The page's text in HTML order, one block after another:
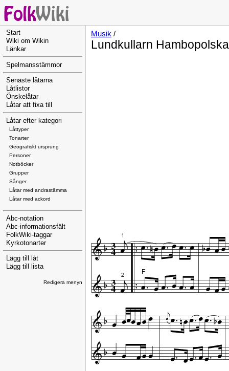
Start
Wiki om Wikin
Länkar
Spelmansstämmor
Senaste låtarna
Låtlistor
Önskelåtar
Låtar att fixa till
Låtar efter kategori
Låttyper
Tonarter
Geografiskt ursprung
Personer
Notböcker
Grupper
Sånger
Låtar med andrastämma
Låtar med ackord
Abc-notation
Abc-informationsfält
FolkWiki-taggar
Kyrkotonarter
Lägg till låt
Lägg till lista
Redigera menyn
Musik /
Lundkullarn Hambopolska